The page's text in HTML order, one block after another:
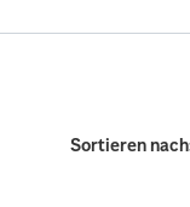
Sortieren nach